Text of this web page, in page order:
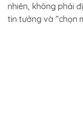
nhiên, không phải
tin tưởng và “chọn